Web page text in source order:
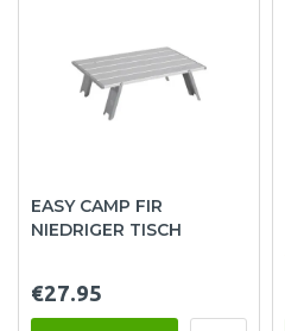
EASY CAMP FIR
NIEDRIGER TISCH
€27.95